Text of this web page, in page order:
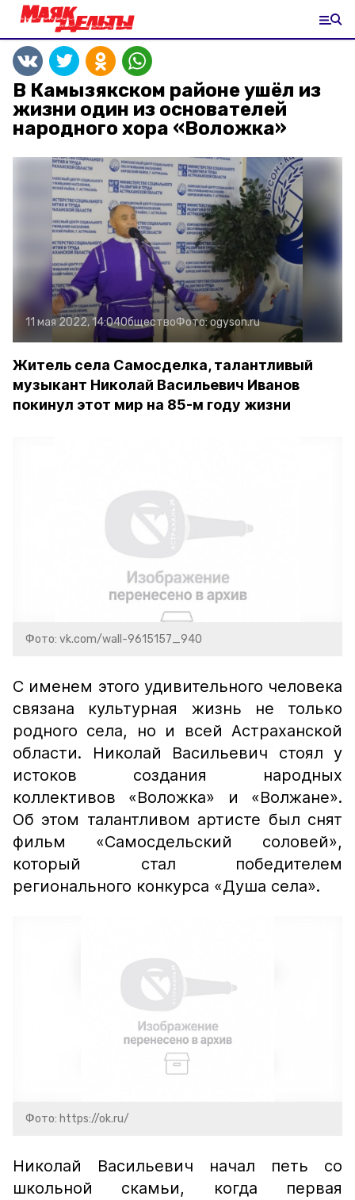
В Камызякском районе ушёл из
жизни один из основателей
народного хора «Воложка»
11 мая 2022, 14:04ОбществоФото:ogyson.ru
Житель села Самосделка, талантливый
музыкант Николай Васильевич Иванов
покинул этот мир на 85-м году жизни
Фото: vk.com/wall-9615157_940
С именем этого удивительного человека
связана культурная жизнь не только
родного села, но и всей Астраханской
области. Николай Васильевич стоял у
истоков создания народных
коллективов «Воложка» и «Волжане».
Об этом талантливом артисте был снят
фильм «Самосдельский соловей»,
который стал победителем
регионального конкурса «Душа села».
Фото: https://ok.ru/
Николай Васильевич начал петь со
школьной скамьи, когда первая